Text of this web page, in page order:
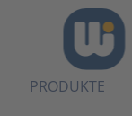
PRODUKTE